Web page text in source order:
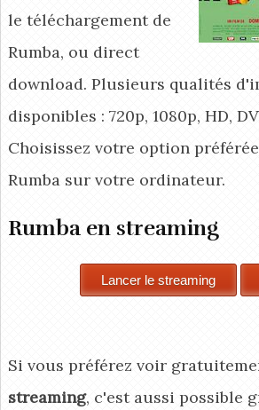
le téléchargement de
Rumba, ou direct
download. Plusieurs qualités
disponibles : 720p, 1080p, HD,
Choisissez votre option
Rumbasur votre ordinateur.
Rumba en streaming
Si vous préférez voir
streaming, c'est aussi possible